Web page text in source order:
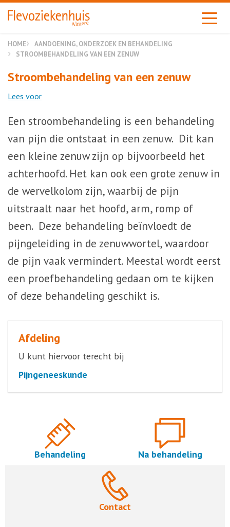
Almere
HOME
AANDOENING, ONDERZOEK EN BEHANDELING
STROOMBEHANDELING VAN EEN ZENUW
Stroombehandeling van een zenuw
Lees voor
Een stroombehandeling is een behandeling
van pijn die ontstaat in een zenuw. Dit kan
een kleine zenuw zijn op bijvoorbeeld het
achterhoofd. Het kan ook een grote zenuw in
de wervelkolom zijn, waarbij de pijn
uitstraalt naar het hoofd, arm, romp of
been. Deze behandeling beïnvloedt de
pijngeleiding in de zenuwwortel, waardoor
de pijn vaak vermindert. Meestal wordt eerst
een proefbehandeling gedaan om te kijken
of deze behandeling geschikt is.
Afdeling
U kunt hiervoor terecht bij
Pijngeneeskunde
Behandeling Na behandeling
Contact